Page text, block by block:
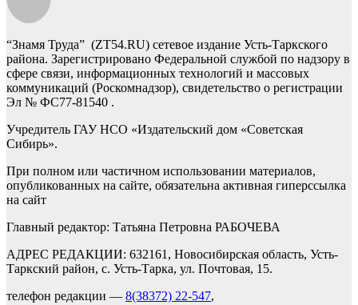
“Знамя Труда” (ZT54.RU) сетевое издание Усть-Таркского
района. Зарегистрировано Федеральной службой по надзору в
сфере связи, информационных технологий и массовых
коммуникаций (Роскомнадзор), свидетельство о регистрации
Эл № ФС77-81540 .
Учредитель ГАУ НСО «Издательский дом «Советская
Сибирь».
При полном или частичном использовании материалов,
опубликованных на сайте, обязательна активная гиперссылка
на сайт
Главный редактор: Татьяна Петровна РАБОЧЕВА
АДРЕС РЕДАКЦИИ: 632161, Новосибирская область, Усть-
Таркский район, с. Усть-Тарка, ул. Почтовая, 15.
телефон редакции — 8(38372) 22-547,